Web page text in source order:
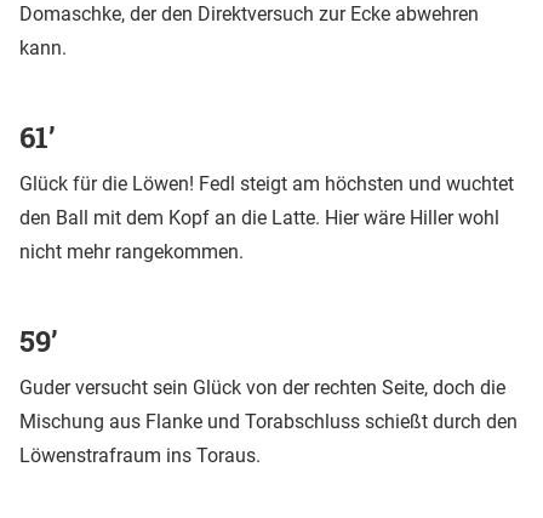
Domaschke, der den Direktversuch zur Ecke abwehren
kann.
61’
Glück für die Löwen! Fedl steigt am höchsten und wuchtet
den Ball mit dem Kopf an die Latte. Hier wäre Hiller wohl
nicht mehr rangekommen.
59’
Guder versucht sein Glück von der rechten Seite, doch die
Mischung aus Flanke und Torabschluss schießt durch den
Löwenstrafraum ins Toraus.